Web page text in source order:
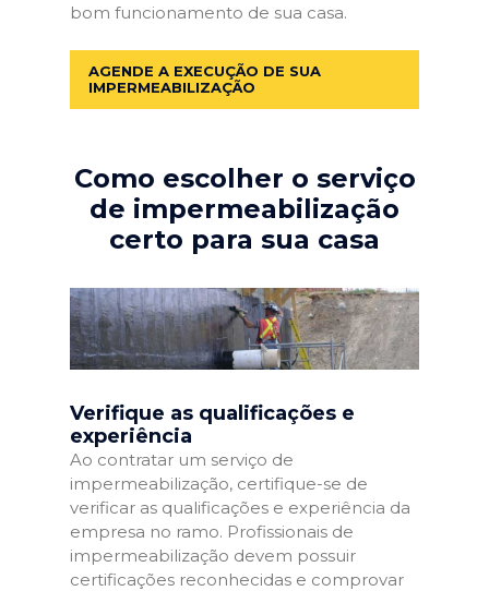
bom funcionamento de sua casa.
AGENDE A EXECUÇÃO DE SUA
IMPERMEABILIZAÇÃO
Como escolher o serviço
de impermeabilização
certo para sua casa
Verifique as qualificações e
experiência
Ao contratar um serviço de
impermeabilização, certifique-se de
verificar as qualificações e experiência da
empresa no ramo. Profissionais de
impermeabilização devem possuir
certificações reconhecidas e comprovar